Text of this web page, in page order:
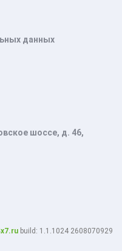
данных
шоссе, д. 46,
build: 1.1.1024 2608070929